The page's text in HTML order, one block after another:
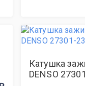
Катушка
DENSO